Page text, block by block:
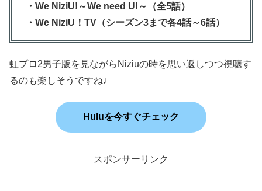
・We NiziU!～We need U!～（全5話）
・We NiziU！TV（シーズン3まで各4話～6話）
虹プロ2男子版を見ながらNiziuの時を思い返しつつ視聴す
るのも楽しそうですね♩
Huluを今すぐチェック
スポンサーリンク